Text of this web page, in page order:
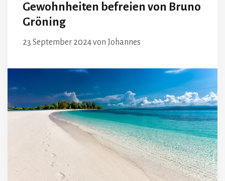
Gewohnheiten befreien von Bruno
Gröning
23 September 2024von Johannes